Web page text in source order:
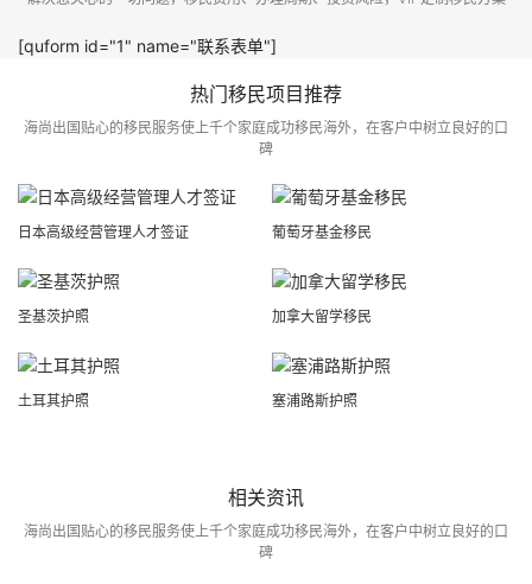
[quform id="1" name="联系表单"]
热门移民项目推荐
海尚出国贴心的移民服务使上千个家庭成功移民海外，在客户中树立良好的口
碑
日本高级经营管理人才签证 葡萄牙基金移民
圣基茨护照 加拿大留学移民
土耳其护照 塞浦路斯护照
相关资讯
海尚出国贴心的移民服务使上千个家庭成功移民海外，在客户中树立良好的口
碑